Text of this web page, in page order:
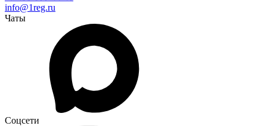
info@1reg.ru
Чаты
Соцсети